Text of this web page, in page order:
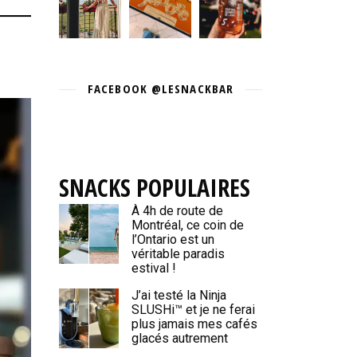
FACEBOOK @LESNACKBAR
SNACKS POPULAIRES
À 4h de route de
Montréal, ce coin de
l’Ontario est un
véritable paradis
estival !
J’ai testé la Ninja
SLUSHi™ et je ne ferai
plus jamais mes cafés
glacés autrement